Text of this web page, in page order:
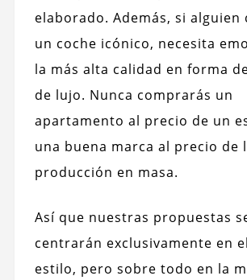
elaborado. Además, si alguien
un coche icónico, necesita
la más alta calidad en forma
de lujo. Nunca comprarás un
apartamento al precio de un
una buena marca al precio de
producción en masa.
Así que nuestras propuestas
centrarán exclusivamente en
estilo, pero sobre todo en la